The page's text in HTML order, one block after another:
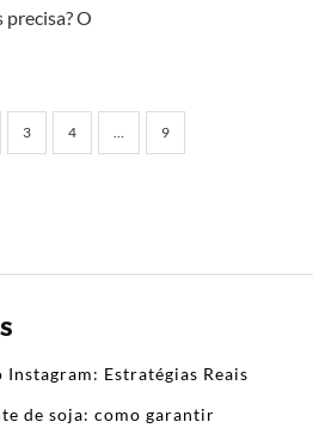
precisa? O
3 4 … 9
Instagram: Estratégias Reais
de soja: como garantir